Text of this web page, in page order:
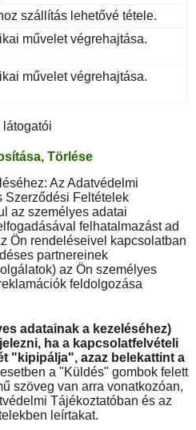
szállítás lehetővé tétele.
művelet végrehajtása.
művelet végrehajtása.
látogatói
Törlése
Az Adatvédelmi
Szerződési Feltételek
az személyes adatai
felhatalmazást ad
Ön rendeléseivel kapcsolatban
partnereinek
az Ön személyes
feldolgozása
adatainak a kezeléséhez)
ha a kapcsolatfelvételi
"kipipálja", azaz belekattint a
a "Küldés" gombok felett
szöveg van arra vonatkozóan,
Tájékoztatóban és az
leírtakat.